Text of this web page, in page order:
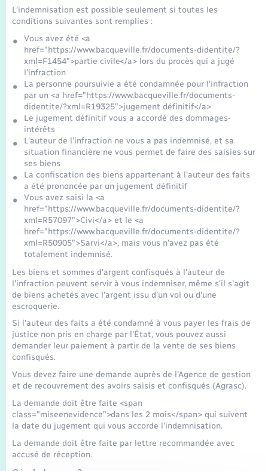
Voirie et espace public
L'indemnisation est possible seulement si toutes les
conditions suivantes sont remplies :
Vous avez été <a
href="https://www.bacqueville.fr/documents-didentite/?
xml=F1454">partie civile</a> lors du procès qui a jugé
l'infraction
La personne poursuivie a été condamnée pour l'infraction
par un <a href="https://www.bacqueville.fr/documents-
didentite/?xml=R19325">jugement définitif</a>
Le jugement définitif vous a accordé des dommages-
intérêts
L'auteur de l'infraction ne vous a pas indemnisé, et sa
situation financière ne vous permet de faire des saisies sur
ses biens
La confiscation des biens appartenant à l'auteur des faits
a été prononcée par un jugement définitif
Vous avez saisi la <a
href="https://www.bacqueville.fr/documents-didentite/?
xml=R57097">Civi</a> et le <a
href="https://www.bacqueville.fr/documents-didentite/?
xml=R50905">Sarvi</a>, mais vous n'avez pas été
totalement indemnisé.
Les biens et sommes d'argent confisqués à l'auteur de
l'infraction peuvent servir à vous indemniser, même s'il s'agit
de biens achetés avec l'argent issu d'un vol ou d'une
escroquerie.
Si l'auteur des faits a été condamné à vous payer les frais de
justice non pris en charge par l'État, vous pouvez aussi
demander leur paiement à partir de la vente de ses biens
confisqués.
Vous devez faire une demande auprès de l'Agence de gestion
et de recouvrement des avoirs saisis et confisqués (Agrasc).
La demande doit être faite <span
class="miseenevidence">dans les 2 mois</span> qui suivent
la date du jugement qui vous accorde l'indemnisation.
La demande doit être faite par lettre recommandée avec
accusé de réception.